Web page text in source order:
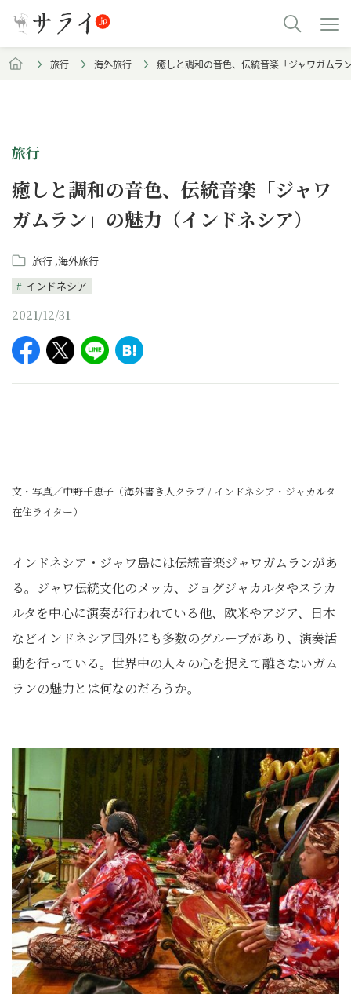
旅行 海外旅行 癒しと調和の音色、伝統音楽「ジャワガムラ
旅行
癒しと調和の音色、伝統音楽「ジャワ
ガムラン」の魅力（インドネシア）
旅行 海外旅行
インドネシア
2021/12/31
文・写真／中野千恵子（海外書き人クラブ / インドネシア・ジャカルタ
在住ライター）
インドネシア・ジャワ島には伝統音楽ジャワガムランがあ
る。ジャワ伝統文化のメッカ、ジョグジャカルタやスラカ
ルタを中心に演奏が行われている他、欧米やアジア、日本
などインドネシア国外にも多数のグループがあり、演奏活
動を行っている。世界中の人々の心を捉えて離さないガム
ランの魅力とは何なのだろうか。